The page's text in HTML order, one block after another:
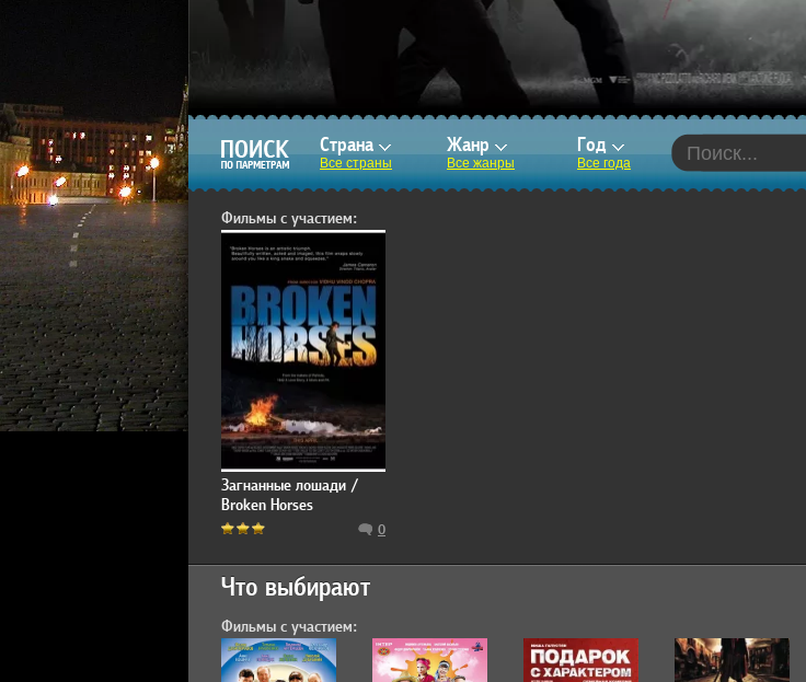
Страна
Все страны
Жанр
Все жанры
Год
Все года
Фильмы с участием:
Загнанные лошади /
Broken Horses
0
Что выбирают
Фильмы с участием: